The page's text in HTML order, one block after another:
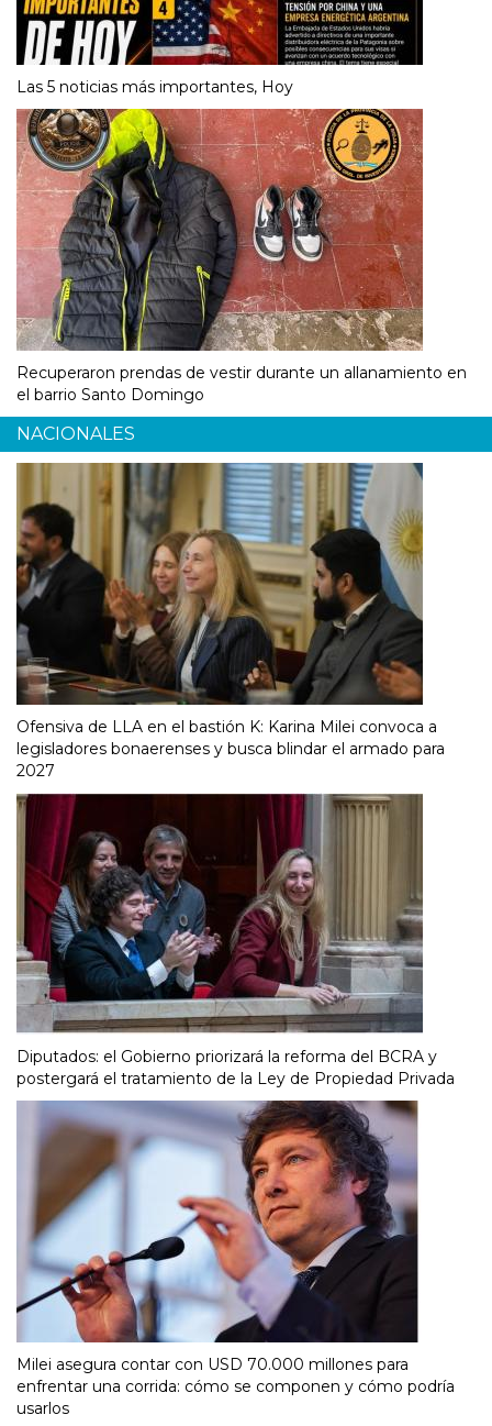
Las 5 noticias más importantes, Hoy
Recuperaron prendas de vestir durante un allanamiento en
el barrio Santo Domingo
NACIONALES
Ofensiva de LLA en el bastión K: Karina Milei convoca a
legisladores bonaerenses y busca blindar el armado para
2027
Diputados: el Gobierno priorizará la reforma del BCRA y
postergará el tratamiento de la Ley de Propiedad Privada
Milei asegura contar con USD 70.000 millones para
enfrentar una corrida: cómo se componen y cómo podría
usarlos